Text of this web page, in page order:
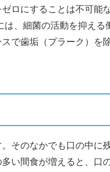
ロにすることは不可能
、細菌の活動を抑える
で歯垢（プラーク）を
そのなかでも口の中に
い間食が増えると、口